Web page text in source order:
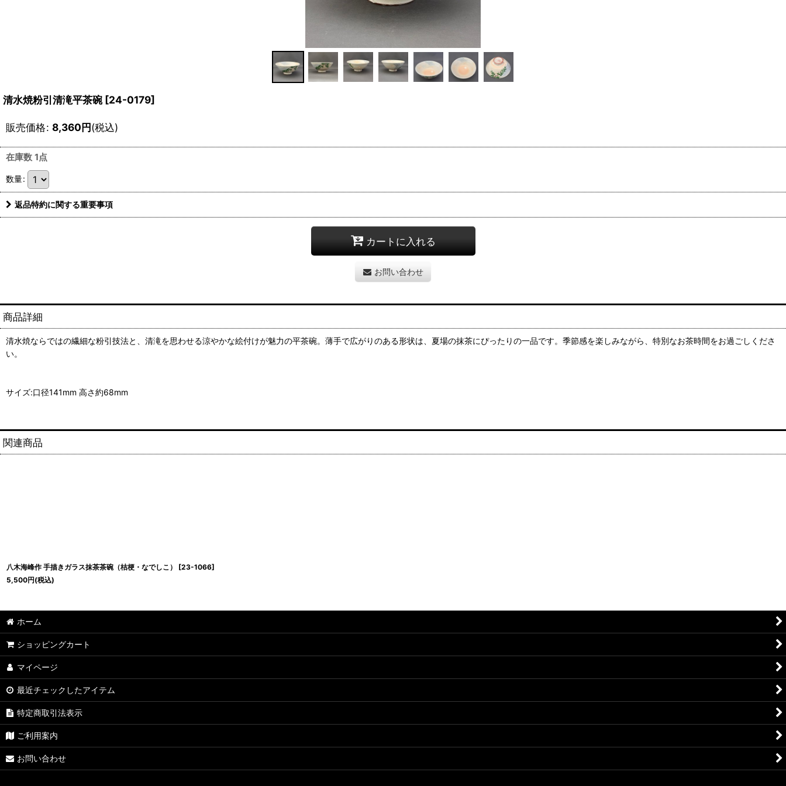
清水焼粉引清滝平茶碗 [24-0179]
販売価格: 8,360円(税込)
在庫数 1点
数量:
返品特約に関する重要事項
カートに入れる
お問い合わせ
商品詳細
清水焼ならではの繊細な粉引技法と、清滝を思わせる涼やかな絵付けが魅力の平茶碗。薄手で広がりのある形状は、夏場の抹茶にぴったりの一品です。季節感を楽しみながら、特別なお茶時間をお過ごしくださ
い。
サイズ:口径141mm 高さ約68mm
関連商品
八木海峰作 手描きガラス抹茶茶碗（桔梗・なでしこ） [23-1066]
5,500円(税込)
ホーム
ショッピングカート
マイページ
最近チェックしたアイテム
特定商取引法表示
ご利用案内
お問い合わせ